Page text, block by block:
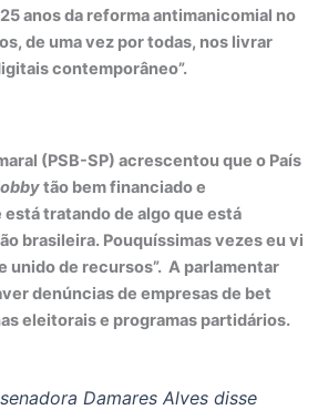
anos da reforma antimanicomial no
de uma vez por todas, nos livrar
contemporâneo”.
(PSB-SP) acrescentou que o País
tão bem financiado e
tratando de algo que está
brasileira. Pouquíssimas vezes eu vi
unido de recursos”. A parlamentar
denúncias de empresas de bet
eleitorais e programas partidários.
Damares Alves disse